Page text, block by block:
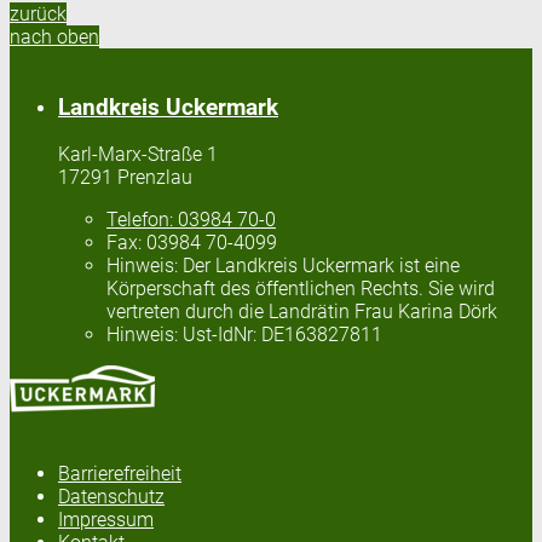
zurück
nach oben
Landkreis Uckermark
Karl-Marx-Straße 1
17291 Prenzlau
Telefon: 03984 70-0
Fax: 03984 70-4099
Hinweis: Der Landkreis Uckermark ist eine
Körperschaft des öffentlichen Rechts. Sie wird
vertreten durch die Landrätin Frau Karina Dörk
Hinweis: Ust-IdNr: DE163827811
Barrierefreiheit
Datenschutz
Impressum